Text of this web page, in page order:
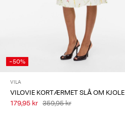
-50%
VILA
VILOVIE KORTÆRMET SLÅ OM KJOLE
179,95 kr 359,95 kr